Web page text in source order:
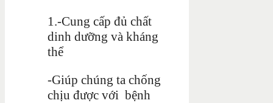
1.-Cung cấp đủ chất
dinh dưỡng và kháng
thể
-Giúp chúng ta chống
chịu được với bệnh